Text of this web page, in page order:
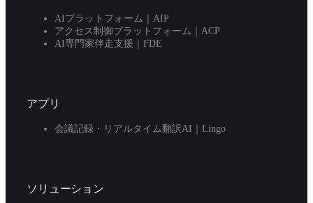
AIプラットフォーム｜AIP
アクセス制御プラットフォーム｜ACP
AI専門家伴走支援｜FDE
アプリ
会議記録・リアルタイム翻訳AI｜Lingo
ソリューション